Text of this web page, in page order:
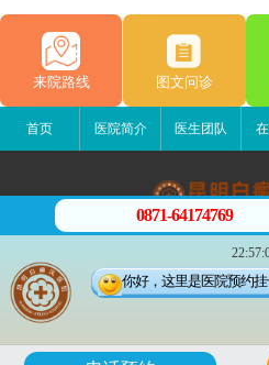
来院路线 图文问诊
首页 医院简介 医生团队
昆明白癜
昆明市五华区
版权所有：昆明
滇公安备
0871-64174769
你好，这里是医院预约